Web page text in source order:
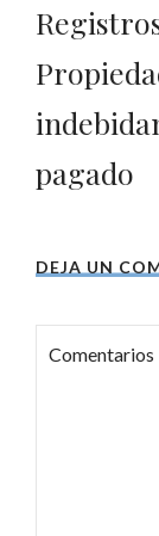
pagado
DEJA UN